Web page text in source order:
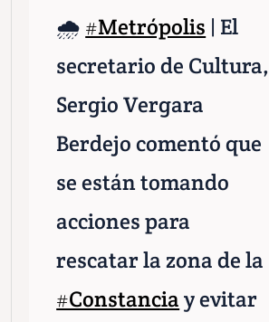
🌧 #Metrópolis | El
secretario de Cultura,
Sergio Vergara
Berdejo comentó que
se están tomando
acciones para
rescatar la zona de la
#Constanciay evitar